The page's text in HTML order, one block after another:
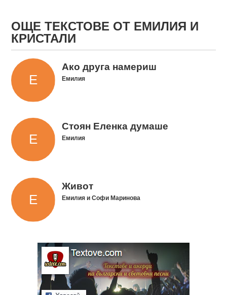
ОЩЕ ТЕКСТОВЕ ОТ ЕМИЛИЯ И
КРИСТАЛИ
Ако друга намериш
Емилия
Стоян Еленка думаше
Емилия
Живот
Емилия и Софи Маринова